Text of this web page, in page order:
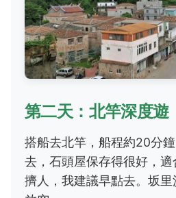
第二天：北竿深度遊
搭船去北竿，船程約20分
去，石頭屋保存得很好，適
擠人，我建議早點去。坂